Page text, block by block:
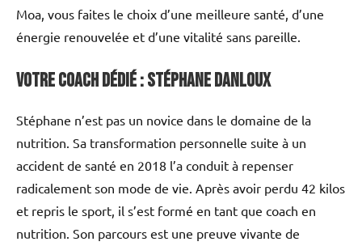
Moa, vous faites le choix d’une meilleure santé, d’une
énergie renouvelée et d’une vitalité sans pareille.
Votre coach dédié : Stéphane Danloux
Stéphane n’est pas un novice dans le domaine de la
nutrition. Sa transformation personnelle suite à un
accident de santé en 2018 l’a conduit à repenser
radicalement son mode de vie. Après avoir perdu 42 kilos
et repris le sport, il s’est formé en tant que coach en
nutrition. Son parcours est une preuve vivante de